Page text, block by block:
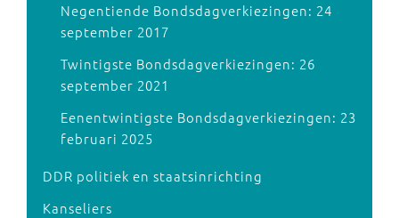
Negentiende Bondsdagverkiezingen: 24
september 2017
Twintigste Bondsdagverkiezingen: 26
september 2021
Eenentwintigste Bondsdagverkiezingen: 23
februari 2025
DDR politiek en staatsinrichting
Kanseliers